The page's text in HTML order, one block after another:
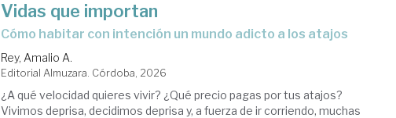
Vidas que importan
Cómo habitar con intención un mundo adicto a los atajos
Rey, Amalio A.
Editorial Almuzara. Córdoba, 2026
¿A qué velocidad quieres vivir? ¿Qué precio pagas por tus atajos?
Vivimos deprisa, decidimos deprisa y, a fuerza de ir corriendo, muchas